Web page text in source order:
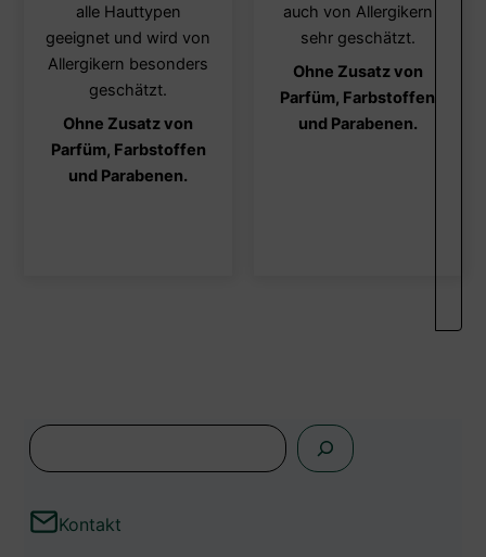
alle Hauttypen
geeignet und wird von
Allergikern besonders
geschätzt.
Ohne Zusatz von
Parfüm, Farbstoffen
und Parabenen.
auch von Allergikern
sehr geschätzt.
Ohne Zusatz von
Parfüm, Farbstoffen
und Parabenen.
S
u
h
Kontakt